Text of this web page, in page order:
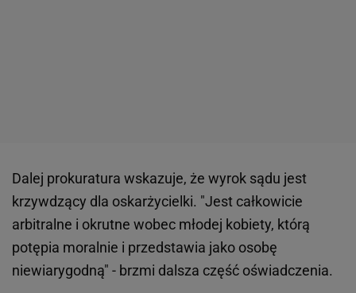
Dalej prokuratura wskazuje, że wyrok sądu jest
krzywdzący dla oskarżycielki. "Jest całkowicie
arbitralne i okrutne wobec młodej kobiety, którą
potępia moralnie i przedstawia jako osobę
niewiarygodną" - brzmi dalsza część oświadczenia.